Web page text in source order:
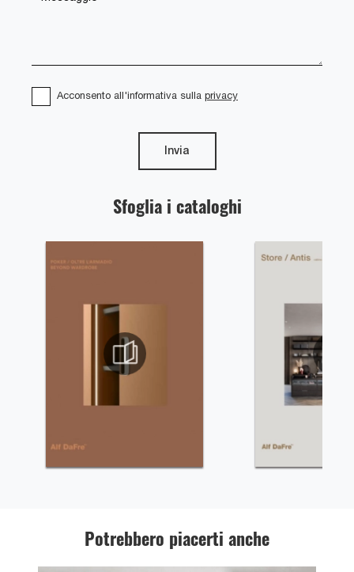
Sfoglia i cataloghi
Acconsento all'informativa sulla privacy
Invia
Potrebbero piacerti anche